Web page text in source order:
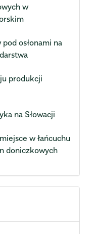
w
osłonami na
produkcji
na Słowacji
w łańcuchu
doniczkowych